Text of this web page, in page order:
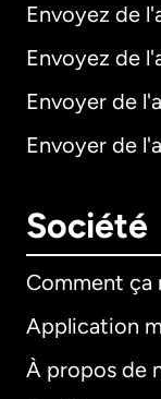
Envoyez de
Envoyez de
Envoyer de
Envoyer de
Société
Comment ça
Application
À propos de